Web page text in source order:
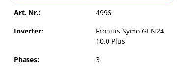
Art. Nr.:
4996
Inverter:
Fronius Symo GEN24
10.0 Plus
Phases:
3